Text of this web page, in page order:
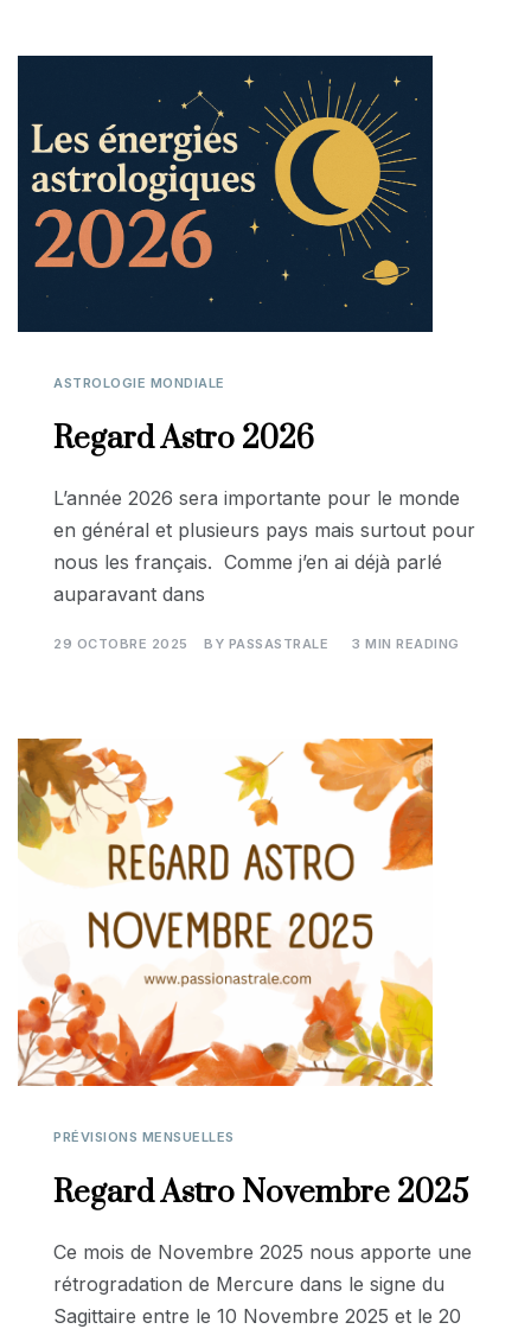
ASTROLOGIE MONDIALE
Regard Astro 2026
L’année 2026 sera importante pour le monde
en général et plusieurs pays mais surtout pour
nous les français. Comme j’en ai déjà parlé
auparavant dans
29 OCTOBRE 2025 BY PASSASTRALE 3 MIN READING
PRÉVISIONS MENSUELLES
Regard Astro Novembre 2025
Ce mois de Novembre 2025 nous apporte une
rétrogradation de Mercure dans le signe du
Sagittaire entre le 10 Novembre 2025 et le 20